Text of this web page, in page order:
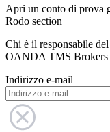
Apri un conto di prova
Rodo section
Chi è il responsabile
OANDA TMS Brokers
Indirizzo e-mail